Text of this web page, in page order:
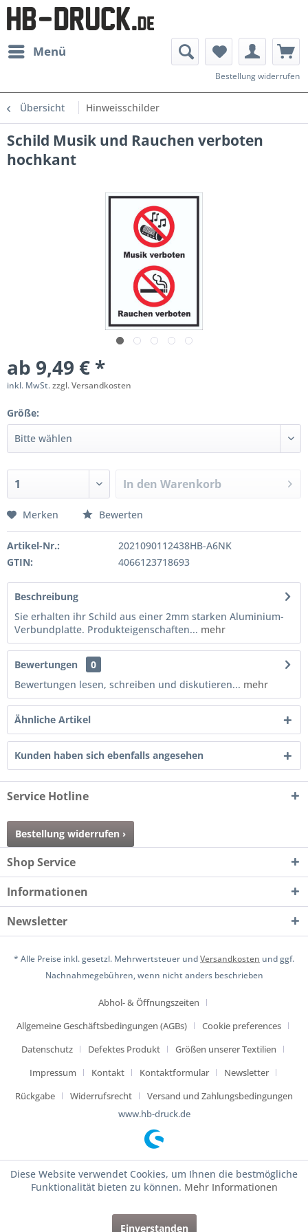
Menü
Bestellung widerrufen
Übersicht Hinweisschilder
Schild Musik und Rauchen verboten
hochkant
ab 9,49 € *
inkl. MwSt.zzgl. Versandkosten
Größe:
In den Warenkorb
Merken Bewerten
Artikel-Nr.:
2021090112438HB-A6NK
GTIN:
4066123718693
Beschreibung
Sie erhalten ihr Schild aus einer 2mm starken Aluminium-
Verbundplatte. Produkteigenschaften... mehr
Bewertungen
0
Bewertungen lesen, schreiben und diskutieren... mehr
Ähnliche Artikel
Kunden haben sich ebenfalls angesehen
Service Hotline
Bestellung widerrufen ›
Shop Service
Informationen
Newsletter
* Alle Preise inkl. gesetzl. Mehrwertsteuer undVersandkosten und ggf.
Nachnahmegebühren, wenn nicht anders beschrieben
Abhol- & Öffnungszeiten
Allgemeine Geschäftsbedingungen (AGBs)
Cookie preferences
Datenschutz
Defektes Produkt
Größen unserer Textilien
Impressum
Kontakt Kontaktformular
Newsletter
Rückgabe
Widerrufsrecht
Versand und Zahlungsbedingungen
www.hb-druck.de
Diese Website verwendet Cookies, um Ihnen die bestmögliche
Funktionalität bieten zu können. Mehr Informationen
Einverstanden